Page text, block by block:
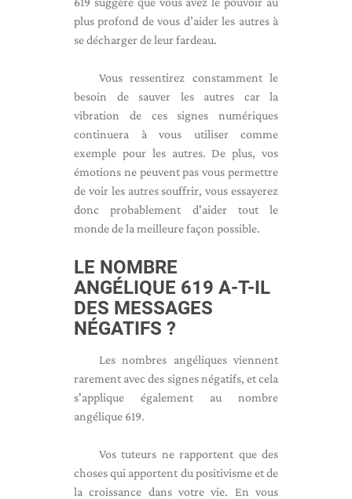
plus profond de vous d’aider les autres à
se décharger de leur fardeau.
Vous ressentirez constamment le
besoin de sauver les autres car la
vibration de ces signes numériques
continuera à vous utiliser comme
exemple pour les autres. De plus, vos
émotions ne peuvent pas vous permettre
de voir les autres souffrir, vous essayerez
donc probablement d'aider tout le
monde de la meilleure façon possible.
LE NOMBRE
ANGÉLIQUE 619 A-T-IL
DES MESSAGES
NÉGATIFS ?
Les nombres angéliques viennent
rarement avec des signes négatifs, et cela
s'applique également au nombre
angélique 619.
Vos tuteurs ne rapportent que des
choses qui apportent du positivisme et de
la croissance dans votre vie. En vous